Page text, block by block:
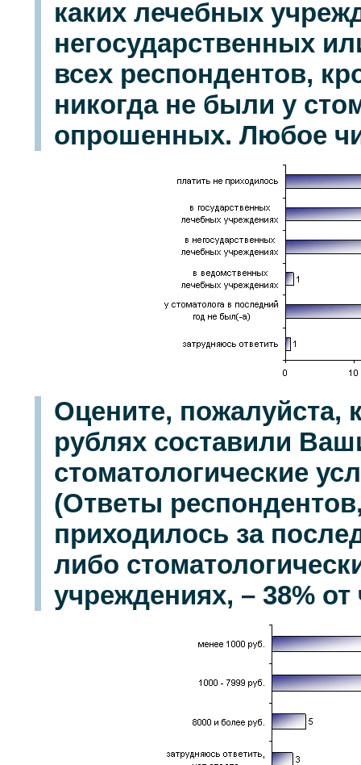
каких лечебных
негосударственных
всех респондентов,
никогда не были у
опрошенных. Любое
Оцените, пожалуйста,
рублях составили
стоматологические
(Ответы
приходилось за
либо
учреждениях, – 38%